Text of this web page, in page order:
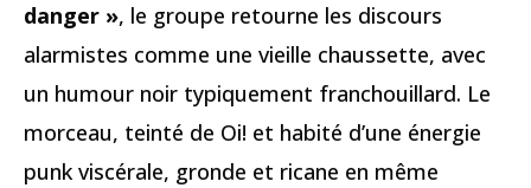
danger », le groupe retourne les discours
alarmistes comme une vieille chaussette, avec
un humour noir typiquement franchouillard. Le
morceau, teinté de Oi! et habité d’une énergie
punk viscérale, gronde et ricane en même